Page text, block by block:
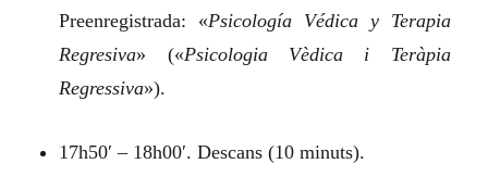
Preenregistrada: «Psicología Védica y Terapia
Regresiva» («Psicologia Vèdica i Teràpia
Regressiva»).
17h50′ – 18h00′. Descans (10 minuts).